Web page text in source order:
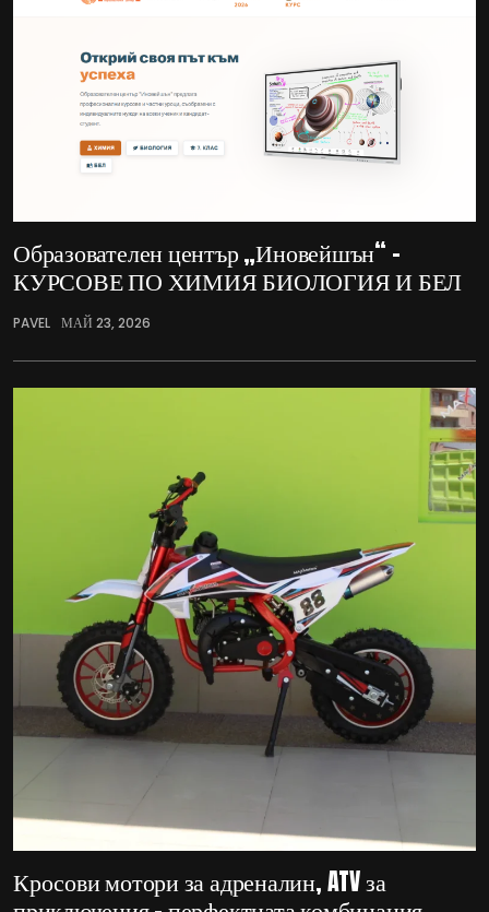
Образователен център „Иновейшън“ –
КУРСОВЕ ПО ХИМИЯ БИОЛОГИЯ И БЕЛ
PAVEL МАЙ 23, 2026
Кросови мотори за адреналин, ATV за